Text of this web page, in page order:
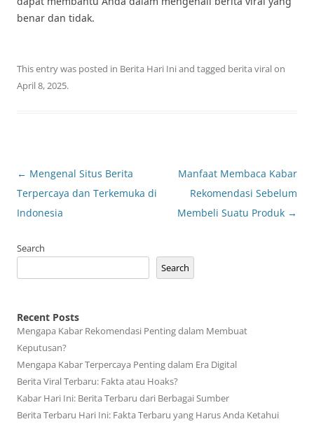
benar dan tidak.
This entry was posted in Berita Hari Iniand tagged berita viralon
April 8, 2025.
Post
navigation
← Mengenal Situs Berita
Terpercaya dan Terkemuka di
Indonesia
Manfaat Membaca Kabar
Rekomendasi Sebelum
Membeli Suatu Produk →
Search
Search
Recent Posts
Mengapa Kabar Rekomendasi Penting dalam Membuat
Keputusan?
Mengapa Kabar Terpercaya Penting dalam Era Digital
Berita Viral Terbaru: Fakta atau Hoaks?
Kabar Hari Ini: Berita Terbaru dari Berbagai Sumber
Berita Terbaru Hari Ini: Fakta Terbaru yang Harus Anda Ketahui